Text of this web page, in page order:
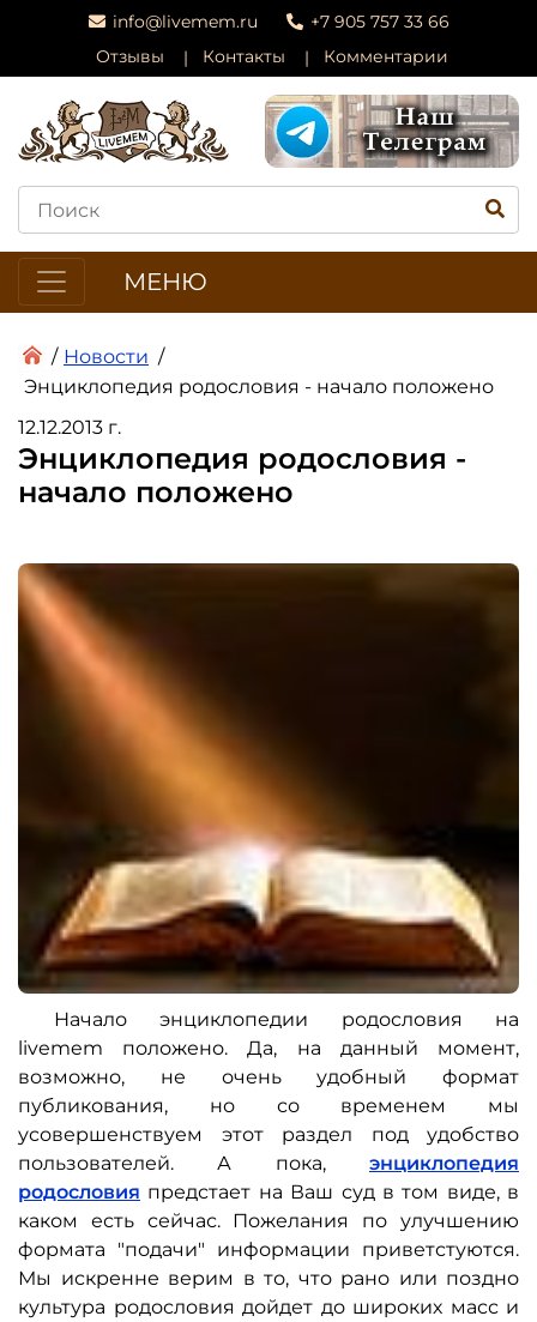
info@livemem.ru
+7 905 757 33 66
Отзывы
Контакты Комментарии
МЕНЮ
/ Новости /
Энциклопедия родословия - начало положено
12.12.2013 г.
Энциклопедия родословия -
начало положено
Начало энциклопедии родословия на
livemem положено. Да, на данный момент,
возможно, не очень удобный формат
публикования, но со временем мы
усовершенствуем этот раздел под удобство
пользователей. А пока, энциклопедия
родословия предстает на Ваш суд в том виде, в
каком есть сейчас. Пожелания по улучшению
формата "подачи" информации приветстуются.
Мы искренне верим в то, что рано или поздно
культура родословия дойдет до широких масс и